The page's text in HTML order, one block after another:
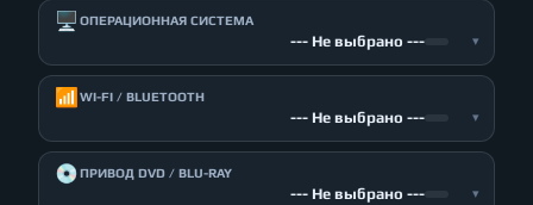
🖥️ ОПЕРАЦИОННАЯ СИСТЕМА
--- Не выбрано --- ▾
📶 WI-FI / BLUETOOTH
--- Не выбрано --- ▾
💿ПРИВОД DVD / BLU-RAY
--- Не выбрано --- ▾